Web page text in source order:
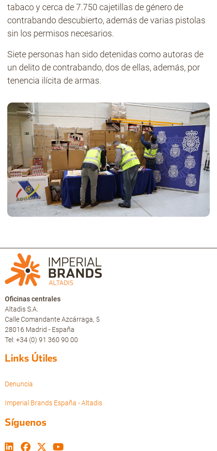
tabaco y cerca de 7.750 cajetillas de género de
contrabando descubierto, además de varias pistolas
sin los permisos necesarios.
Siete personas han sido detenidas como autoras de
un delito de contrabando, dos de ellas, además, por
tenencia ilícita de armas.
Oficinas centrales
Altadis S.A.
Calle Comandante Azcárraga, 5
28016 Madrid - España
Tel: +34 (0) 91 360 90 00
Links Útiles
Denuncia
Imperial Brands España - Altadis
Síguenos